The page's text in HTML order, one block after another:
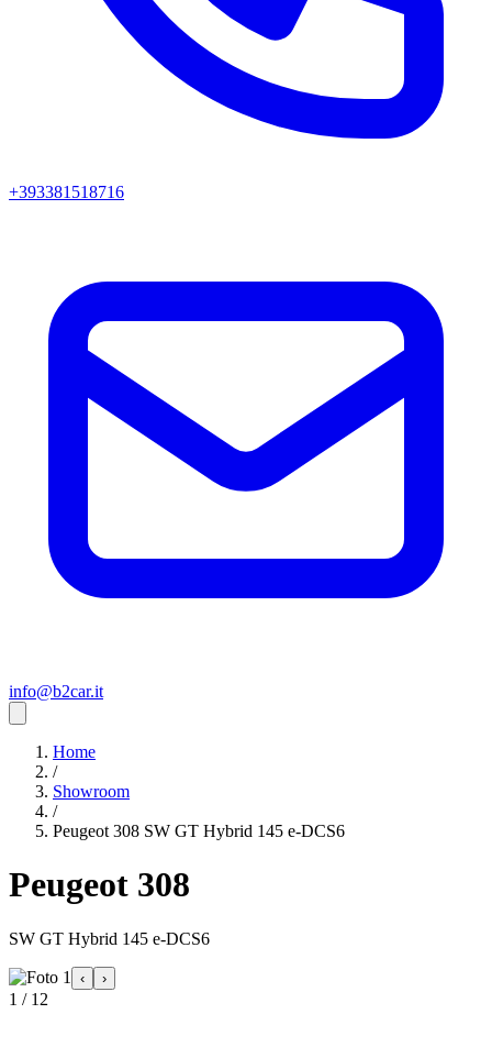
+393381518716
info@b2car.it
Home
/
Showroom
/
Peugeot 308 SW GT Hybrid 145 e-DCS6
Peugeot 308
SW GT Hybrid 145 e-DCS6
‹ ›
1 / 12